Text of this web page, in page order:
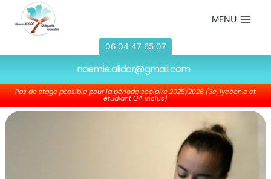
MENU
06 04 47 65 07
noemie.alidor@gmail.com
Pas de stage possible pour la période scolaire 2025/2026 (3e, lycéen.e et
étudiant OA inclus)